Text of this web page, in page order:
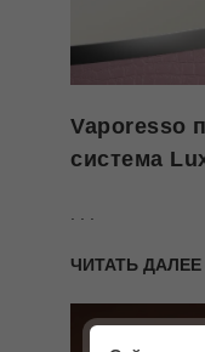
Vaporesso
система
. . .
ЧИТАТЬ ДАЛЕЕ